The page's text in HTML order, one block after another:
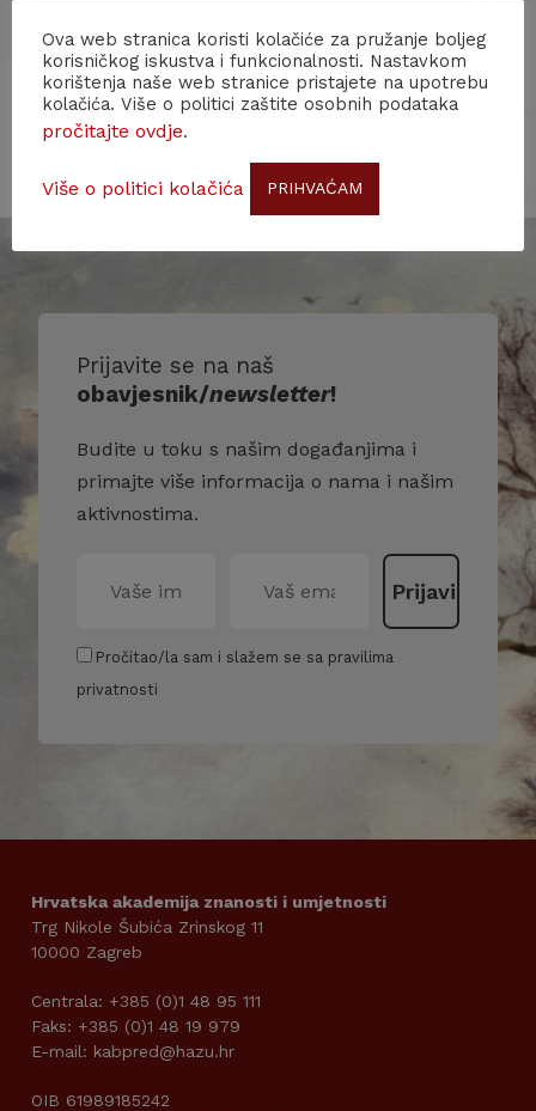
Odbor za normu hrvatskoga standardnog jezika
Prijavite se na naš
obavjesnik/newsletter!
Budite u toku s našim događanjima i
primajte više informacija o nama i našim
aktivnostima.
Pročitao/la sam i slažem se sa pravilima
privatnosti
Hrvatska akademija znanosti i umjetnosti
Trg Nikole Šubića Zrinskog 11
10000 Zagreb
Centrala: +385 (0)1 48 95 111
Faks: +385 (0)1 48 19 979
E-mail: kabpred@hazu.hr
OIB 61989185242
Ova web stranica koristi kolačiće za pružanje boljeg
korisničkog iskustva i funkcionalnosti. Nastavkom
korištenja naše web stranice pristajete na upotrebu
kolačića. Više o politici zaštite osobnih podataka
pročitajte ovdje.
Više o politici kolačića PRIHVAĆAM